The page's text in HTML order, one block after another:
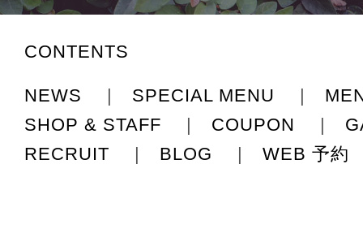
CONTENTS
NEWS | SPECIAL MENU |
SHOP & STAFF
| COUPON |
RECRUIT
| BLOG | WEB 予約